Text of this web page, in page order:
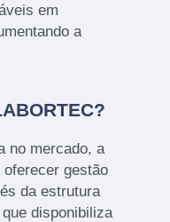
em
a
no mercado, a
gestão
da estrutura
disponibiliza